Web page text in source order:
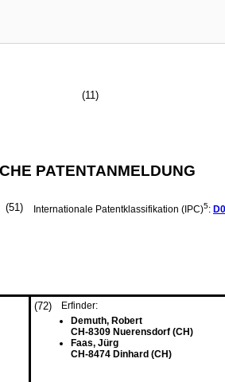
(11)
PATENTANMELDUNG
(51) Internationale Patentklassifikation (IPC)5:
(72)
Erfinder:
Demuth, Robert
CH-8309 Nuerensdorf (CH)
Faas, Jürg
CH-8474 Dinhard (CH)